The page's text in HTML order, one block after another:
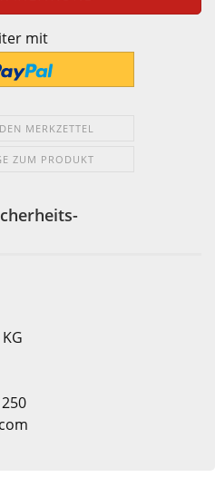
mit
MERKZETTEL
ZUM PRODUKT